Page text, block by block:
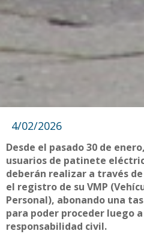
4/02/2026
Desde el pasado 30 de
usuarios de patinete
deberán realizar a través
el registro de su VMP
Personal), abonando una
para poder proceder luego
responsabilidad civil.